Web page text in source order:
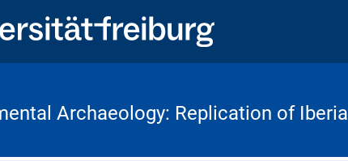
Archaeology: Replication of